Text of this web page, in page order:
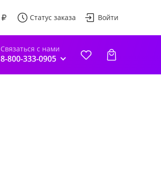
Статус заказа Войти
Связаться с нами
8-800-333-0905